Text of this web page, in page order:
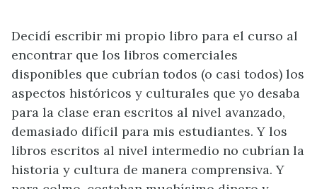
Decidí escribir mi propio libro para el curso al
encontrar que los libros comerciales
disponibles que cubrían todos (o casi todos) los
aspectos históricos y culturales que yo desaba
para la clase eran escritos al nivel avanzado,
demasiado difícil para mis estudiantes. Y los
libros escritos al nivel intermedio no cubrían la
historia y cultura de manera comprensiva. Y